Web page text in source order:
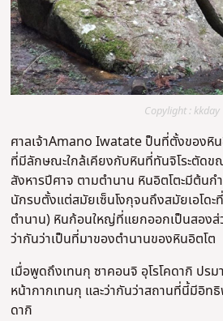
Copylight : kkday
ศาลเจ้าAmano Iwatate ป็นที่ตั้งของหิ
ที่มีลักษณะใกล้เคียงกับหินที่ทันจิโระตัดข
สังหารปีศาจ ตามตำนาน หินอิตโตะมีต้นก
นักรบตั้งแต่สมัยเซ็นโงกุจนถึงสมัยเอโดะ
ตำนาน) หินก้อนใหญ่ที่แยกออกเป็นสองส่
ว่ากันว่าเป็นที่มาของตำนานของหินอิตโต
เมื่อพูดถึงเทนกุ ซาคอนจิ อุโรโคดากิ ปรม
หน้ากากเทนกุ และว่ากันว่าสถานที่นี้มีอิท
ดากิ